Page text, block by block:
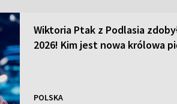
Wiktoria Ptak z Podlasia
2026! Kim jest nowa królowa
POLSKA